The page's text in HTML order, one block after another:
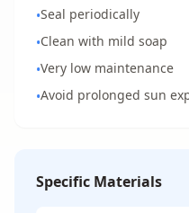
•Seal periodically
•Clean with mild soap
•Very low maintenance
•Avoid prolonged sun
Specific Materials